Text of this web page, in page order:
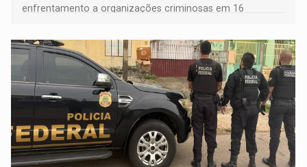
enfrentamento a organizações criminosas em 16